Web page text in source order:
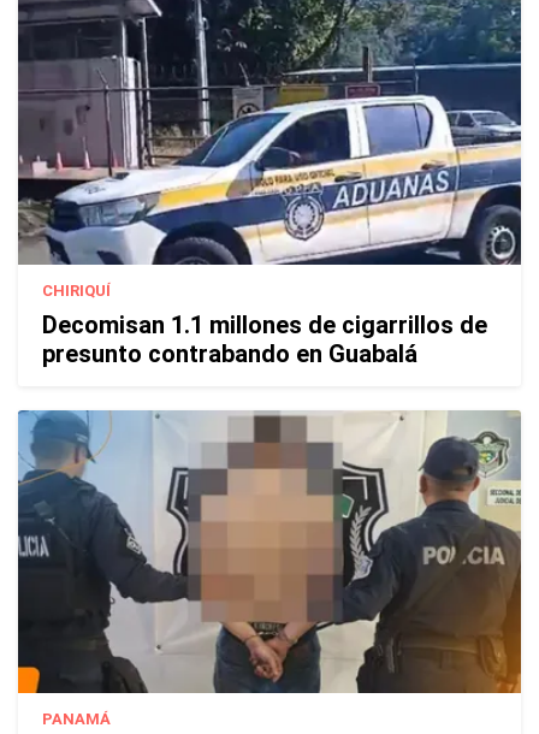
CHIRIQUÍ
Decomisan 1.1 millones de cigarrillos de
presunto contrabando en Guabalá
PANAMÁ